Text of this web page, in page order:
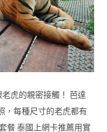
虎的親密接觸！ 芭達
，每種尺寸的老虎都有
餐 泰國上網卡推薦用實